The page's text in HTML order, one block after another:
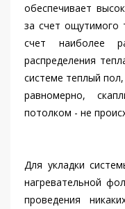
обеспечивает
за счет ощутимого
счет наиболее
распределения
системе теплый
равномерно,
потолком - не
Для укладки
нагревательной
проведения